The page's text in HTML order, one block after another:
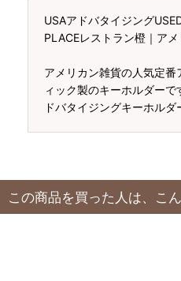
USAアドバタイジング
PLACEレストラン橙｜ア
アメリカン雑貨の人気定
ィック製のキーホルダー
ドバタイジングキーホルダ
この商品を買った人は、こ